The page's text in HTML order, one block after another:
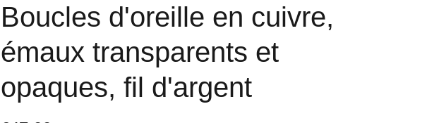
Boucles d'oreille en cuivre,
émaux transparents et
opaques, fil d'argent